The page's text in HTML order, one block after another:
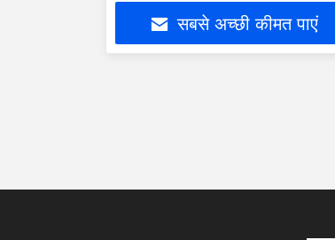
सबसे अच्छी कीमत पाएं